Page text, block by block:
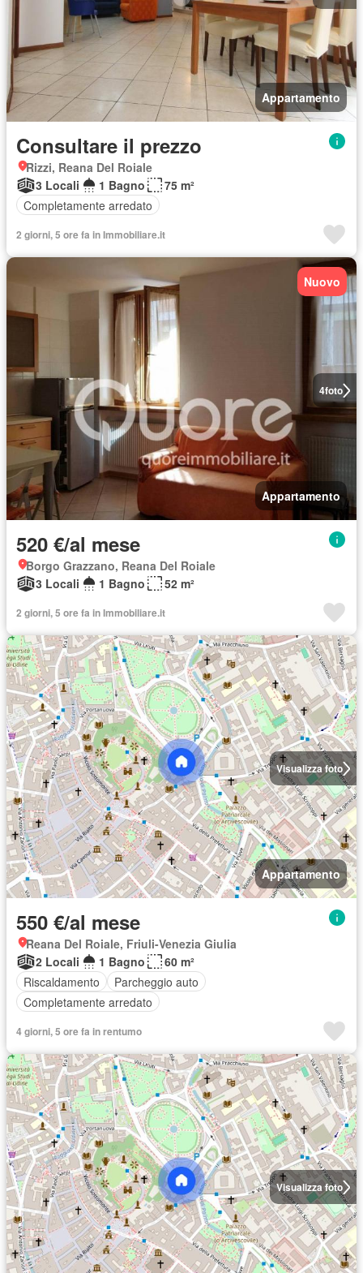
Appartamento
Consultare il prezzo
Rizzi, Reana Del Roiale
3 Locali
1 Bagno
75 m²
Completamente arredato
2 giorni, 5 ore fa in Immobiliare.it
4foto
Nuovo
Appartamento
520 €/al mese
Borgo Grazzano, Reana Del Roiale
3 Locali
1 Bagno 52 m²
2 giorni, 5 ore fa in Immobiliare.it
Visualizza foto
Appartamento
550 €/al mese
Reana Del Roiale, Friuli-Venezia Giulia
2 Locali
1 Bagno
60 m²
Riscaldamento
Parcheggio auto
Completamente arredato
4 giorni, 5 ore fa in rentumo
Visualizza foto